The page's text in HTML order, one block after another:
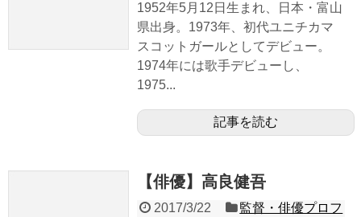
1952年5月12日生まれ、日本・富山
県出身。1973年、初代ユニチカマ
スコットガールとしてデビュー。
1974年には歌手デビューし、
1975...
記事を読む
【俳優】高良健吾
2017/3/22
監督・俳優プロフ